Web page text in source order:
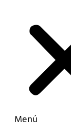
Menú